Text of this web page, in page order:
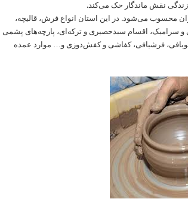
زندگی نقش ماندگار حک می‌کند.
محسوب می‌شود. در این استان انواع فرش، قالیچه،
و سرامیک، اقسام سبدحصیری و ترکه‌ای، پارچه‌های پشمی‌
فرشبافی، کفاشی و کفش‌دوزی و… موارد عمده